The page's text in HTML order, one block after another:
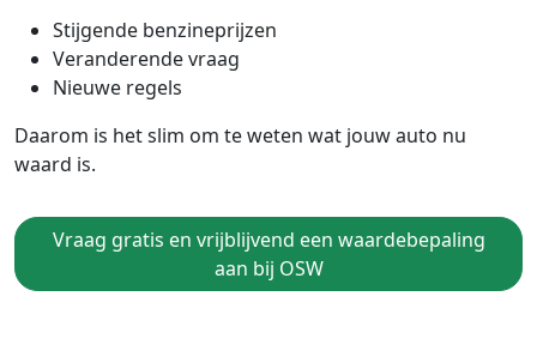
Stijgende benzineprijzen
Veranderende vraag
Nieuwe regels
Daarom is het slim om te weten wat jouw auto nu
waard is.
Vraag gratis en vrijblijvend een waardebepaling
aan bij OSW